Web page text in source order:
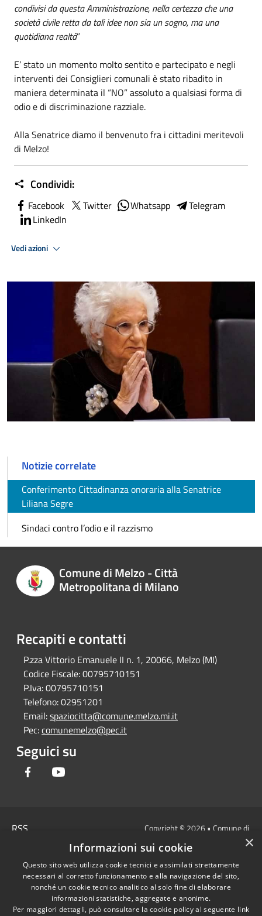
condivisi da questa Amministrazione, nella certezza che una
società civile retta da tali idee non sia un sogno, ma una
quotidiana realtà”
E’ stato un momento molto sentito e partecipato e negli
interventi dei Consiglieri comunali è stato ribadito in
maniera determinata il “NO” assoluto a qualsiasi forma di
odio e di discriminazione razziale.
Alla Senatrice diamo il benvenuto fra i cittadini meritevoli
di Melzo!
Condividi:
Facebook Twitter Whatsapp
Telegram
LinkedIn
Vedi azioni
Notizie correlate
Conferimento Cittadinanza onoraria alla Senatrice
Liliana Segre
Sindaci contro l’odio e il razzismo
Comune di Melzo - Città
Metropolitana di Milano
Recapiti e contatti
P.zza Vittorio Emanuele II n. 1, 20066, Melzo (MI)
Codice Fiscale:00795710151
P.Iva:00795710151
Telefono:02951201
Email:spaziocitta@comune.melzo.mi.it
Pec:comunemelzo@pec.it
Seguici su
Facebook
RSS
Cookie
Mappa del sito
Area Interna
Copyright © 2026 • Comune di
Melzo - Città Metropolitana di
Milano • Powered by
Municipium•Accesso
redazione
×
Informazioni sui cookie
Questo sito web utilizza cookie tecnici e assimilati strettamente
necessari al corretto funzionamento e alla navigazione del sito,
nonché un cookie tecnico analitico al solo fine di elaborare
informazioni statistiche, aggregate e anonime.
Per maggiori dettagli, può consultare la cookie policy al seguente link